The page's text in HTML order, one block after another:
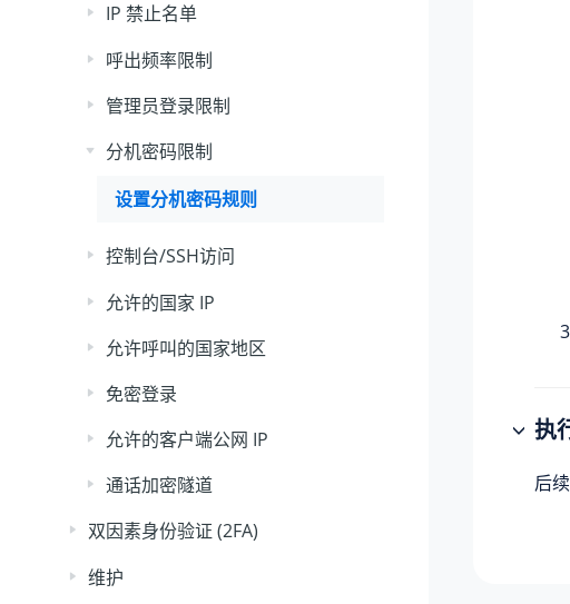
IP 禁止名单
呼出频率限制
管理员登录限制
分机密码限制
设置分机密码规则
控制台/SSH访问
允许的国家 IP
允许呼叫的国家地区
免密登录
允许的客户端公网 IP
通话加密隧道
双因素身份验证 (2FA)
维护
执
后